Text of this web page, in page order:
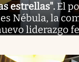
estrellas". El
Nébula, la
liderazgo